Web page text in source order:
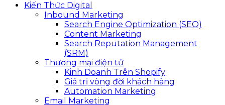
Kiến Thức Digital
Inbound Marketing
Search Engine Optimization (SEO)
Content Marketing
Search Reputation Management
(SRM)
Thương mại điện tử
Kinh Doanh Trên Shopify
Giá trị vòng đời khách hàng
Automation Marketing
Email Marketing